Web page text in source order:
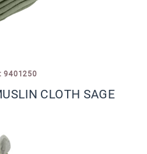
9401250
CLOTH SAGE